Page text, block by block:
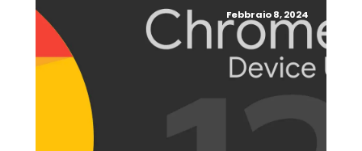
Febbraio 8, 2024